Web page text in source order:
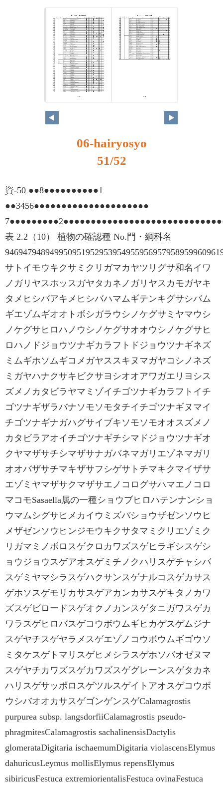
06-hairyosyo
51/52
資-50 ●●8●●●●●●●●●●1
●●3456●●●●●●●●●●●●●●●●●●●●●
表 2.2（10） 植物の確認種 No.門・綱科名
サトイモウキクサミクリガマカヤツリグサ和名イワ
ノガリヤスホッスガヤタカネノガリヤスカモガヤキ
タメヒシバアキメヒシバハマムギテンキグサシバム
ギエゾムギオオトボシガラウシノケグサミヤマウシ
ノケグサヒロハノウシノケグサオオウシノケグサヒ
ロハノドジョウツナギカラフトドジョウツナギネズ
ミムギホソムギコメガヤススキヌマガヤコシノネズ
ミガヤハナクサキビクサヨシオオアワガエリヨシス
ズメノカタビラヤマミゾイチゴツナギカラフトイチ
ゴツナギザラバナソモソモタチイチゴツナギヌマイ
チゴツナギナガハグサイブキソモソモオオスズメノ
カタビラアオイチゴツナギチシマドジョウツナギオ
クヤマザサチシマザサナガバネマガリエゾネマガリ
オオバザサチマキザサフシゲサトチマキクマイザサ
エゾミヤマザサクマザサエノコログサハマエノコロ
マコモSasaella属の一種ショウブヒロハテンナンショ
ウマムシグサヒメカイウミズバショウザゼンソウヒ
メザゼンソウヒンジモウキクサタマミクリエゾミク
リガマミノボロスゲクロカワズスゲヒラギシスゲシ
ョウジョウスゲアオスゲミチノクハリスゲチャシバ
スゲミヤマシラスゲハクサンスゲナルコスゲカサス
ゲホソスゲモリカサスゲアカンカサスゲキタノカワ
ズスゲビロードスゲオクノカンスゲタニガワスゲカ
ワラスゲヒロバスゲコウボウムギヒカゲスゲムジナ
スゲヤチスゲヤラメスゲエゾノコウボウムギゴウソ
ミタケスゲトマリスゲヒメシラスゲホソバオゼヌマ
スゲヤチカワズスゲカワズスゲグレーンスゲタカネ
ハリスゲサッポロスゲツルスゲイトアオスゲコウボ
ウシバオオカサスゲゴンゲンスゲCalamagrostis
purpurea subsp. langsdorfiiCalamagrostis pseudo-
phragmitesCalamagrostis sachalinensisDactylis
glomerataDigitaria ischaemumDigitaria violascensElymus
dahuricusLeymus mollisElymus repensElymus
sibiricusFestuca extremiorientalisFestuca ovinaFestuca